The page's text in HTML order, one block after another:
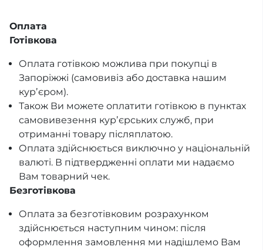
Оплата
Готівкова
Оплата готівкою можлива при покупці в
Запоріжжі (самовивіз або доставка нашим
курʼєром).
Також Ви можете оплатити готівкою в пунктах
самовивезення курʼєрських служб, при
отриманні товару післяплатою.
Оплата здійснюється виключно у національній
валюті. В підтвердженні оплати ми надаємо
Вам товарний чек.
Безготівкова
Оплата за безготівковим розрахунком
здійснюється наступним чином: після
оформлення замовлення ми надішлемо Вам